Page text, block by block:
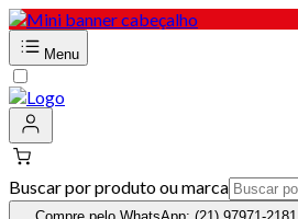
Menu
Buscar por produto ou marca